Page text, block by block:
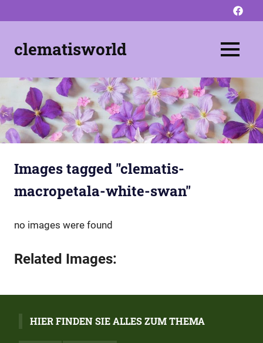
Inhalt
Like
on
clematisworld
Pflegen
–
Schneiden
MENU
Images tagged "clematis-
macropetala-white-swan"
no images were found
Related Images:
HIER FINDEN SIE ALLES ZUM THEMA